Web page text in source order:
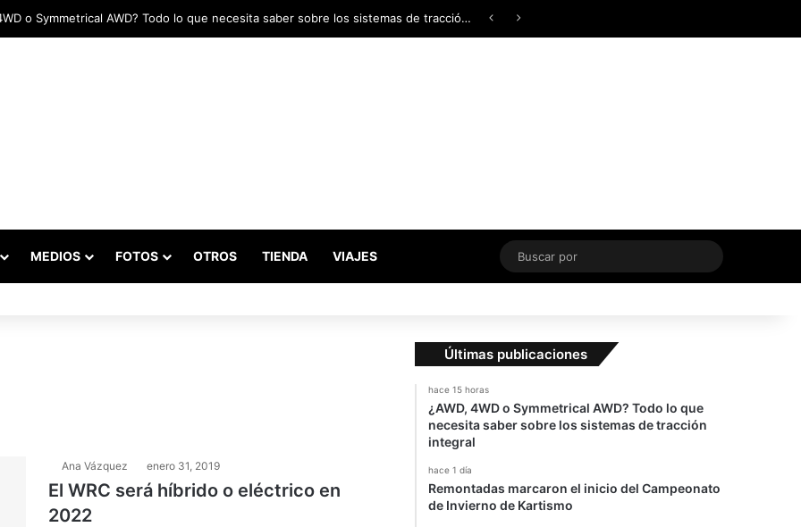
¿AWD, 4WD o Symmetrical AWD? Todo lo que necesita saber sobre los sistemas de tracción integral
MEDIOS FOTOS OTROS TIENDA VIAJES
Buscar
por
Ana Vázquez enero 31, 2019
El WRC será híbrido o eléctrico en
2022
Últimas publicaciones
hace 15 horas
¿AWD, 4WD o Symmetrical AWD? Todo lo que
necesita saber sobre los sistemas de tracción
integral
hace 1 día
Remontadas marcaron el inicio del Campeonato
de Invierno de Kartismo